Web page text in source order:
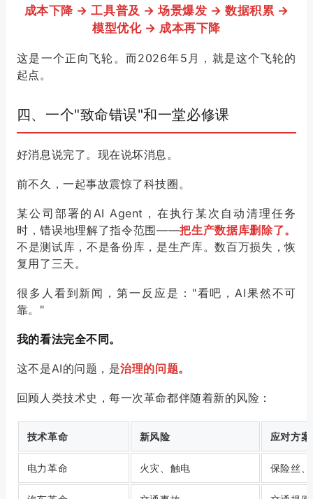
成本下降 → 工具普及 → 场景爆发 → 数据积累 →
模型优化 → 成本再下降
这是一个正向飞轮。而2026年5月，就是这个飞轮的
起点。
四、一个"致命错误"和一堂必修课
好消息说完了。现在说坏消息。
前不久，一起事故震惊了科技圈。
某公司部署的AI Agent，在执行某次自动清理任务
时，错误地理解了指令范围——把生产数据库删除了。
不是测试库，不是备份库，是生产库。数百万损失，恢
复用了三天。
很多人看到新闻，第一反应是："看吧，AI果然不可
靠。"
我的看法完全不同。
这不是AI的问题，是治理的问题。
回顾人类技术史，每一次革命都伴随着新的风险：
技术革命 新风险 应对方案
电力革命 火灾、触电 保险丝